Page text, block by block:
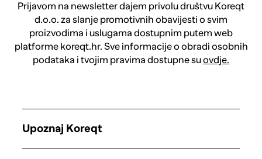
Prijavom na newsletter dajem privolu društvu Koreqt
d.o.o. za slanje promotivnih obavijesti o svim
proizvodima i uslugama dostupnim putem web
platforme koreqt.hr. Sve informacije o obradi osobnih
podataka i tvojim pravima dostupne suovdje.
Upoznaj Koreqt